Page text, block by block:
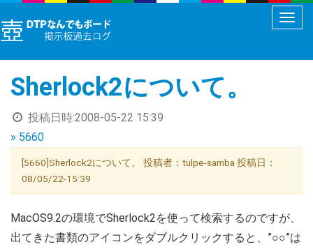
メ
ュ
Sherlock2について。
投稿日時:2008-05-22 15:39
» 5660
[5660]Sherlock2について。 投稿者：tulpe-samba 投稿日：
08/05/22-15:39
MacOS9.2の環境でSherlock2を使って検索するのですが、
出てきた書類のアイコンをダブルクリックすると、”○○”は